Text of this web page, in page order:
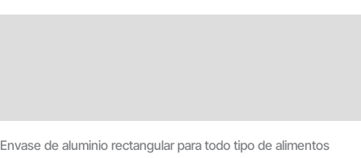
Envase de aluminio rectangular para todo tipo de alimentos